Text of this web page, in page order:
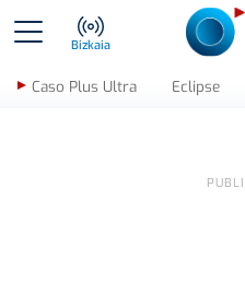
Bizkaia
Caso Plus Ultra Eclipse